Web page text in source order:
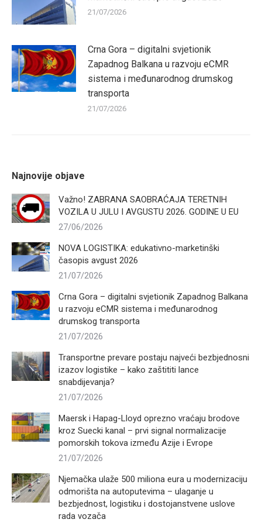
21/07/2026
Crna Gora – digitalni svjetionik
Zapadnog Balkana u razvoju eCMR
sistema i međunarodnog drumskog
transporta
21/07/2026
Najnovije objave
Važno! ZABRANA SAOBRAĆAJA TERETNIH
VOZILA U JULU I AVGUSTU 2026. GODINE U EU
27/06/2026
NOVA LOGISTIKA: edukativno-marketinški
časopis avgust 2026
21/07/2026
Crna Gora – digitalni svjetionik Zapadnog Balkana
u razvoju eCMR sistema i međunarodnog
drumskog transporta
21/07/2026
Transportne prevare postaju najveći bezbjednosni
izazov logistike – kako zaštititi lance
snabdijevanja?
21/07/2026
Maersk i Hapag-Lloyd oprezno vraćaju brodove
kroz Suecki kanal – prvi signal normalizacije
pomorskih tokova između Azije i Evrope
21/07/2026
Njemačka ulaže 500 miliona eura u modernizaciju
odmorišta na autoputevima – ulaganje u
bezbjednost, logistiku i dostojanstvene uslove
rada vozača